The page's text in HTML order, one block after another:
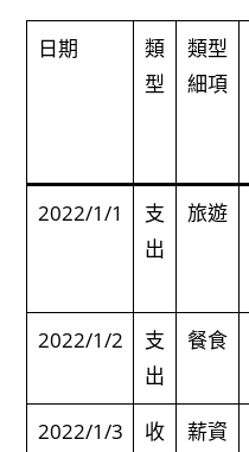
日期
類
型
類型
細項
2022/1/1
支
出
旅遊
2022/1/2
支
出
餐食
2022/1/3
收
薪資